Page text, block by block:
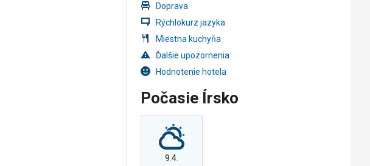
Doprava
Rýchlokurz jazyka
Miestna kuchyňa
Ďalšie upozornenia
Hodnotenie hotela
Počasie Írsko
9.4.